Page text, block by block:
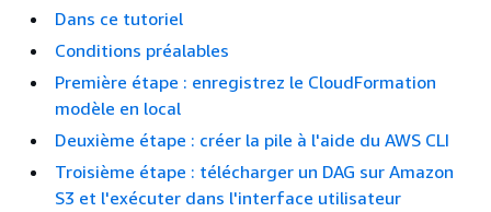
Dans ce tutoriel
Conditions préalables
Première étape : enregistrez le CloudFormation
modèle en local
Deuxième étape : créer la pile à l'aide du AWS CLI
Troisième étape : télécharger un DAG sur Amazon
S3 et l'exécuter dans l'interface utilisateur